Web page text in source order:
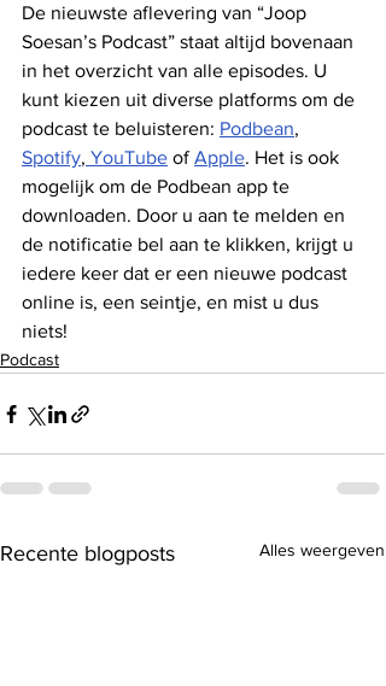
De nieuwste aflevering van “Joop
Soesan’s Podcast” staat altijd bovenaan
in het overzicht van alle episodes. U
kunt kiezen uit diverse platforms om de
podcast te beluisteren: Podbean,
Spotify, YouTube of Apple. Het is ook
mogelijk om de Podbean app te
downloaden. Door u aan te melden en
de notificatie bel aan te klikken, krijgt u
iedere keer dat er een nieuwe podcast
online is, een seintje, en mist u dus
niets!
Podcast
Recente blogposts Alles weergeven